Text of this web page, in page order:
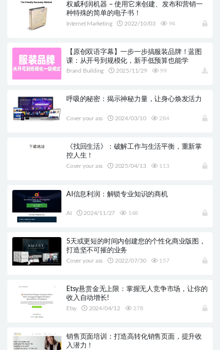
权威利润机器 – 使用它来创建、发布和营销一
种特殊的简单的电子书！
Internet Marketing 2022/10/03 94
【原创双语字幕】一步一步搞服装品牌！蓝图
课：从开号到规模化，新手低预算也能学
Brand Building 2025/11/29 99
呼吸的秘密：揭示神秘力量，让身心焕发活力
Cover your ass 2024/03/10 284
《找回生活》：破解工作与生活平衡，重新掌
控人生！
Cover your ass 2025/04/13 113
AI信息利润：解锁专业知识的商机
AI 2024/11/27 148
5天或更短的时间内创建您的个性化商业版图，
打造坚不可摧的业务
Cover your ass 2022/07/30 157
Etsy悬赏金无上限：掌握无人竞争市场，让你的
收入自动增长!
Etsy 2024/04/12 278
销售页面培训：打造高转化销售页面，提升收
入潜力！